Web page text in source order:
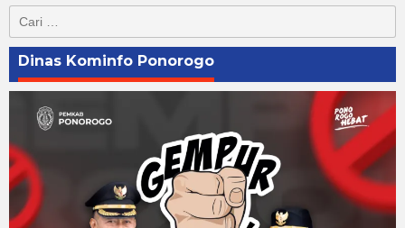
Cari
untuk:
Dinas Kominfo Ponorogo